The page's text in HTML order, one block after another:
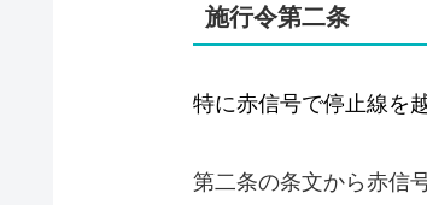
施行令第二条
特に赤信号で停止線を
第二条の条文から赤信